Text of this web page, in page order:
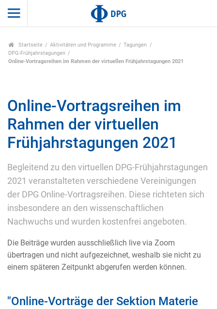
Startseite Aktivitäten und Programme
Tagungen
DPG-Frühjahrstagungen
Online-Vortragsreihen im Rahmen der virtuellen Frühjahrstagungen 2021
Online-Vortragsreihen im
Rahmen der virtuellen
Frühjahrstagungen 2021
Begleitend zu den virtuellen DPG-Frühjahrstagungen
2021 veranstalteten verschiedene Vereinigungen
der DPG Online-Vortragsreihen. Diese richteten sich
insbesondere an den wissenschaftlichen
Nachwuchs und wurden kostenfrei angeboten.
Die Beiträge wurden ausschließlich live via Zoom
übertragen und nicht aufgezeichnet, weshalb sie nicht zu
einem späteren Zeitpunkt abgerufen werden können.
"Online-Vorträge der Sektion Materie